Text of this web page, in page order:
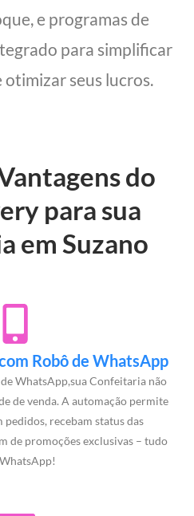
e programas de
para simplificar
otimizar seus lucros.
do
para sua
em Suzano
Robô de WhatsApp
WhatsApp,sua Confeitaria não
de venda. A automação permite
pedidos, recebam status das
de promoções exclusivas – tudo